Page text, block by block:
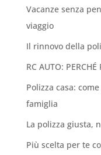
Vacanze senza
viaggio
Il rinnovo della
RC AUTO:
Polizza casa:
famiglia
La polizza giusta,
Più scelta per te